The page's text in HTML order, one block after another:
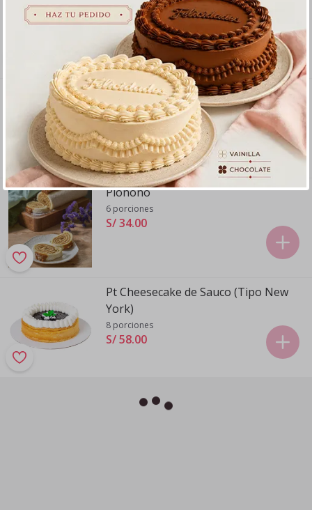
8 porciones
S/ 58.00
Torta Carlota (Torta Helada)
Pionono
6 porciones
S/ 34.00
Pt Cheesecake de Sauco (Tipo New
York)
8 porciones
S/ 58.00